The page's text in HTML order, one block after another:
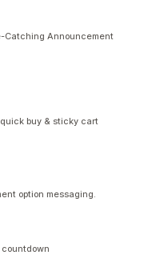
Catching Announcement
buy & sticky cart
option messaging.